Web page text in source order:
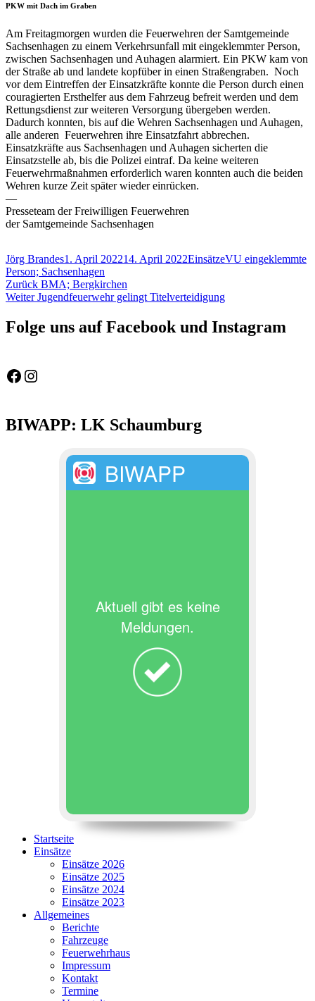
PKW mit Dach im Graben
Am Freitagmorgen wurden die Feuerwehren der Samtgemeinde
Sachsenhagen zu einem Verkehrsunfall mit eingeklemmter Person,
zwischen Sachsenhagen und Auhagen alarmiert. Ein PKW kam von
der Straße ab und landete kopfüber in einen Straßengraben. Noch
vor dem Eintreffen der Einsatzkräfte konnte die Person durch einen
couragierten Ersthelfer aus dem Fahrzeug befreit werden und dem
Rettungsdienst zur weiteren Versorgung übergeben werden.
Dadurch konnten, bis auf die Wehren Sachsenhagen und Auhagen,
alle anderen Feuerwehren ihre Einsatzfahrt abbrechen.
Einsatzkräfte aus Sachsenhagen und Auhagen sicherten die
Einsatzstelle ab, bis die Polizei eintraf. Da keine weiteren
Feuerwehrmaßnahmen erforderlich waren konnten auch die beiden
Wehren kurze Zeit später wieder einrücken.
—
Presseteam der Freiwilligen Feuerwehren
der Samtgemeinde Sachsenhagen
Autor
Jörg BrandesVeröffentlicht
am
1. April 202214. April 2022Kategorien
EinsätzeSchlagwörter
VU eingeklemmte
Person; Sachsenhagen
Beitragsnavigation
Zurück Vorheriger
Beitrag:
BMA; Bergkirchen
Weiter Nächster
Jugendfeuerwehr gelingt Titelverteidigung
Folge uns auf Facebook und Instagram
Feuerwehr Gemeinde Wölpinghausen
fw_gemeinde_woelpinghausen
BIWAPP: LK Schaumburg
BIWAPP
Aktuell gibt es keine
Meldungen.
Startseite
Einsätze
Einsätze 2026
Einsätze 2025
Einsätze 2024
Einsätze 2023
Allgemeines
Berichte
Fahrzeuge
Feuerwehrhaus
Impressum
Kontakt
Termine